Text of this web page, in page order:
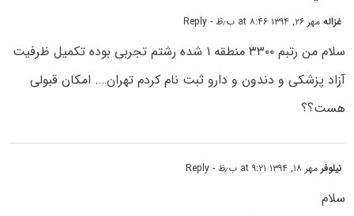
غزالهمهر ۲۶, ۱۳۹۴ at ۸:۴۶ ب٫ظ - Reply
سلام من رتبم ۳۳۰۰ منطقه ۱ شده رشتم تجربی بوده تکمیل ظرفیت
آزاد پزشکی و دندون و دارو ثبت نام کردم تهران…. امکان قبولی
هست؟؟
نیلوفرمهر ۱۸, ۱۳۹۴ at ۹:۲۱ ب٫ظ - Reply
سلام